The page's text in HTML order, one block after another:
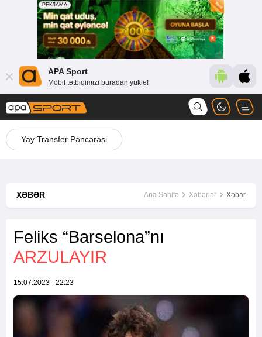
APA Sport
Mobil tətbiqimizi buradan yüklə!
Yay Transfer Pəncərəsi
XƏBƏR Ana Səhifə Xəbərlər Xəbər
Feliks “Barselona”nı
ARZULAYIR
15.07.2023 - 22:23